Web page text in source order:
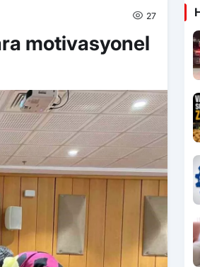
27
motivasyonel